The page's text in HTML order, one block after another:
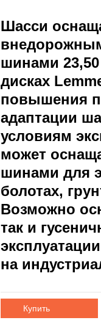
Шасси
шинами
дисках
повышения
адаптации
условиям
может
шинами для
болотах,
Возможно
так и
на
Купить